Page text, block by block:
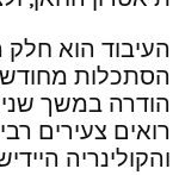
העיבוד הוא
הסתכלות
הודרה במשך
רואים צעירים
והקולינריה